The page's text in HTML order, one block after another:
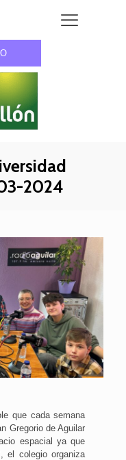
2024
que cada semana
Gregorio de Aguilar
espacial ya que
el colegio organiza